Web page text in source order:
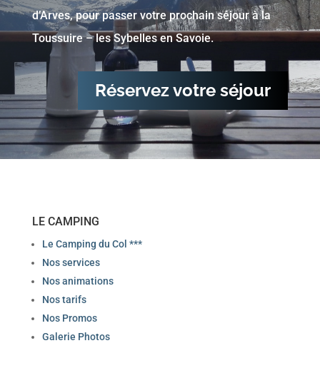
d’Arves, pour passer votre prochain séjour à la
Toussuire – les Sybelles en Savoie.
Réservez votre séjour
LE CAMPING
Le Camping du Col ***
Nos services
Nos animations
Nos tarifs
Nos Promos
Galerie Photos